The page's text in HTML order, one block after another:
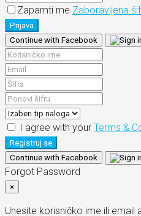
Zapamti me Zaboravljena
Prijava
Continue with Facebook
I agree with your Terms &
Registruj se
Continue with Facebook
Forgot Password
×
Unesite korisničko ime ili email